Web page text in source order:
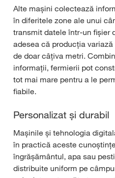
Alte mașini colectează
în diferitele zone ale unui
transmit datele într-un fișier
adesea că producția
de doar câțiva metri.
informații, fermierii pot
tot mai mare pentru a le
fiabile.
Personalizat și durabil
Mașinile și tehnologia
în practică aceste
îngrășământul, apa sau
distribuite uniform pe